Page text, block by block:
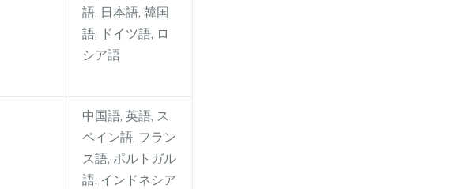
語, 日本語, 韓国
語, ドイツ語, ロ
シア語
中国語, 英語, ス
ペイン語, フラン
ス語, ポルトガル
語, インドネシア